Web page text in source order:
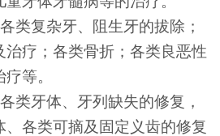
复杂牙、阻生牙的拔除；
治疗；各类骨折；各类良恶性
等。
牙体、牙列缺失的修复，
各类可摘及固定义齿的修复